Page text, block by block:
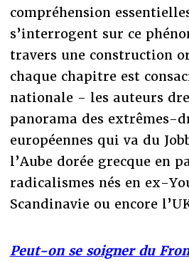
compréhension
s’interrogent sur ce
travers une construction
chaque chapitre est
nationale - les auteurs
panorama des extrêmes-
européennes qui va du
l’Aube dorée grecque en
radicalismes nés en ex-
Scandinavie ou encore
Peut-on se soigner du